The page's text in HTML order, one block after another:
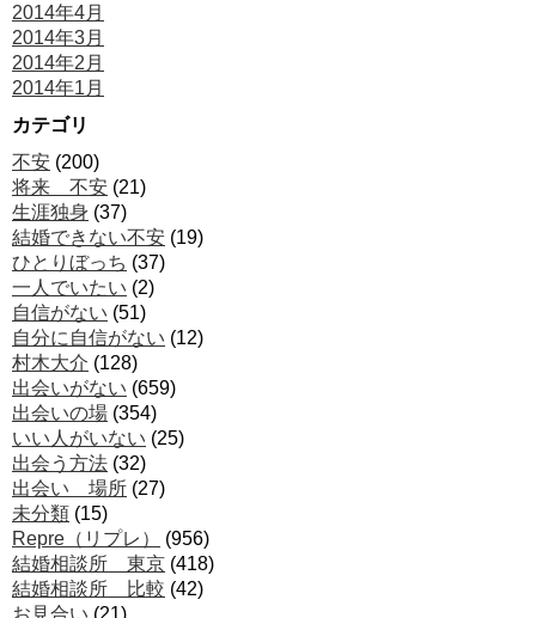
2014年4月
2014年3月
2014年2月
2014年1月
カテゴリ
不安 (200)
将来 不安 (21)
生涯独身 (37)
結婚できない不安 (19)
ひとりぼっち (37)
一人でいたい (2)
自信がない (51)
自分に自信がない (12)
村木大介 (128)
出会いがない (659)
出会いの場 (354)
いい人がいない (25)
出会う方法 (32)
出会い 場所 (27)
未分類 (15)
Repre（リプレ）
(956)
結婚相談所 東京 (418)
結婚相談所 比較 (42)
お見合い (21)